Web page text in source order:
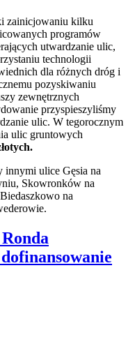
zainicjowaniu kilku
programów
utwardzanie ulic,
technologii
dla różnych dróg i
pozyskiwaniu
zewnętrznych
przyspieszyliśmy
ulic. W tegorocznym
ulic gruntowych
innymi ulice Gęsia na
Skowronków na
na